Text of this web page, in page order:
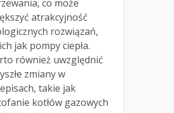
co może
atrakcyjność
rozwiązań,
jak pompy ciepła.
również uwzględnić
zmiany w
takie jak
kotłów gazowych